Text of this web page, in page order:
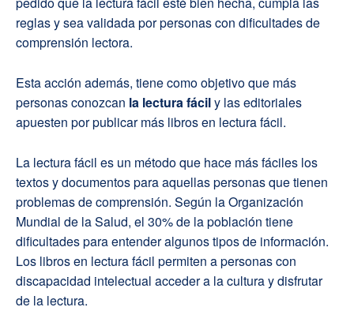
reglas y sea validada por personas con dificultades de
comprensión lectora.
Esta acción además, tiene como objetivo que más
personas conozcan la lectura fácily las editoriales
apuesten por publicar más libros en lectura fácil.
La lectura fácil es un método que hace más fáciles los
textos y documentos para aquellas personas que tienen
problemas de comprensión. Según la Organización
Mundial de la Salud, el 30% de la población tiene
dificultades para entender algunos tipos de información.
Los libros en lectura fácil permiten a personas con
discapacidad intelectual acceder a la cultura y disfrutar
de la lectura.